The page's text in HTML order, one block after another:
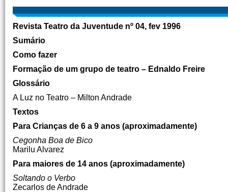
Revista Teatro da Juventude nº 04, fev 1996
Sumário
Como fazer
Formação de um grupo de teatro – Ednaldo Freire
Glossário
A Luz no Teatro – Milton Andrade
Textos
Para Crianças de 6 a 9 anos (aproximadamente)
Cegonha Boa de Bico
Marilu Alvarez
Para maiores de 14 anos (aproximadamente)
Soltando o Verbo
Zecarlos de Andrade